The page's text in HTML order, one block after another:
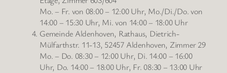
Mo. – Fr. von 08:00 – 12:00 Uhr, Mo./Di./Do. von
14:00 – 15:30 Uhr, Mi. von 14:00 – 18:00 Uhr
Gemeinde Aldenhoven, Rathaus, Dietrich-
Mülfarthstr. 11-13, 52457 Aldenhoven, Zimmer 29
Mo. – Do. 08:30 – 12:00 Uhr, Di. 14:00 – 16:00
Uhr, Do. 14:00 – 18:00 Uhr, Fr. 08:30 – 13:00 Uhr